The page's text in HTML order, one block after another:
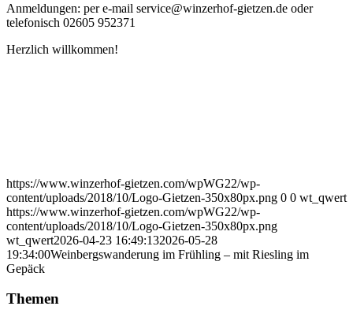
Anmeldungen: per e-mail service@winzerhof-gietzen.de oder
telefonisch 02605 952371
Herzlich willkommen!
https://www.winzerhof-gietzen.com/wpWG22/wp-
content/uploads/2018/10/Logo-Gietzen-350x80px.png 0 0 wt_qwert
https://www.winzerhof-gietzen.com/wpWG22/wp-
content/uploads/2018/10/Logo-Gietzen-350x80px.png
wt_qwert2026-04-23 16:49:132026-05-28
19:34:00Weinbergswanderung im Frühling – mit Riesling im
Gepäck
Themen